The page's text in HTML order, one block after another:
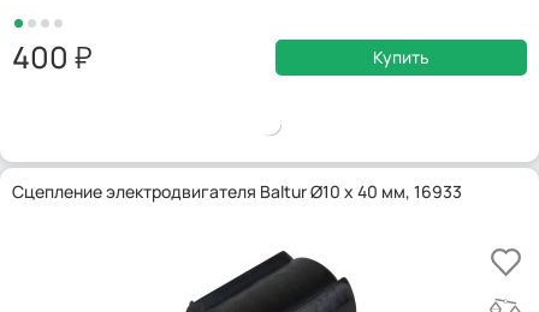
400 Купить
Сцепление электродвигателя Baltur Ø10 x 40 мм, 16933